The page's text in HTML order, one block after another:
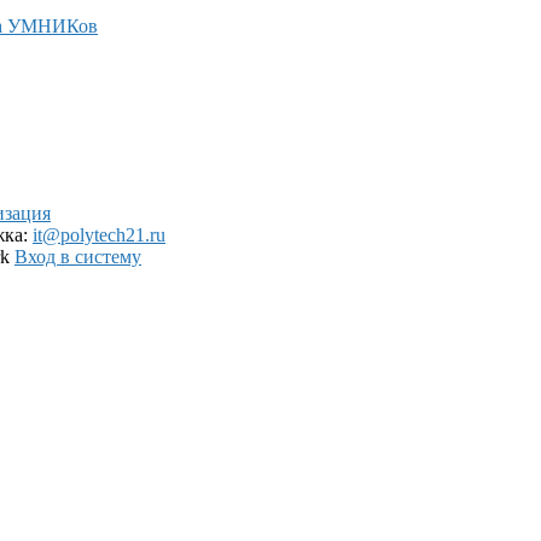
УМНИКов
it@polytech21.ru
Вход в систему